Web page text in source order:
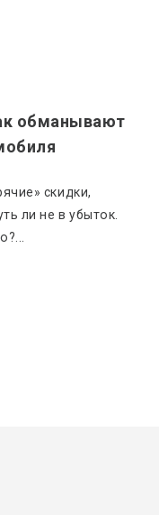
обманывают
скидки,
ли не в убыток.